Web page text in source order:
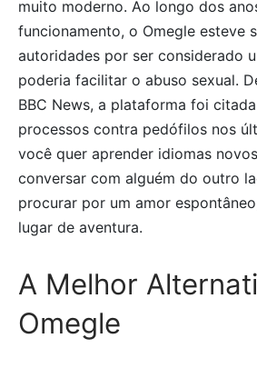
muito moderno. Ao longo dos
funcionamento, o Omegle esteve
autoridades por ser considerado
poderia facilitar o abuso sexual.
BBC News, a plataforma foi
processos contra pedófilos nos
você quer aprender idiomas
conversar com alguém do outro
procurar por um amor
lugar de aventura.
A Melhor
Omegle